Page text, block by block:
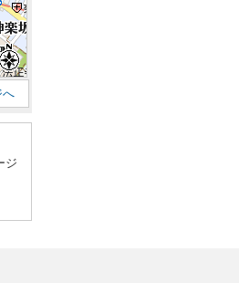
へ
ジ